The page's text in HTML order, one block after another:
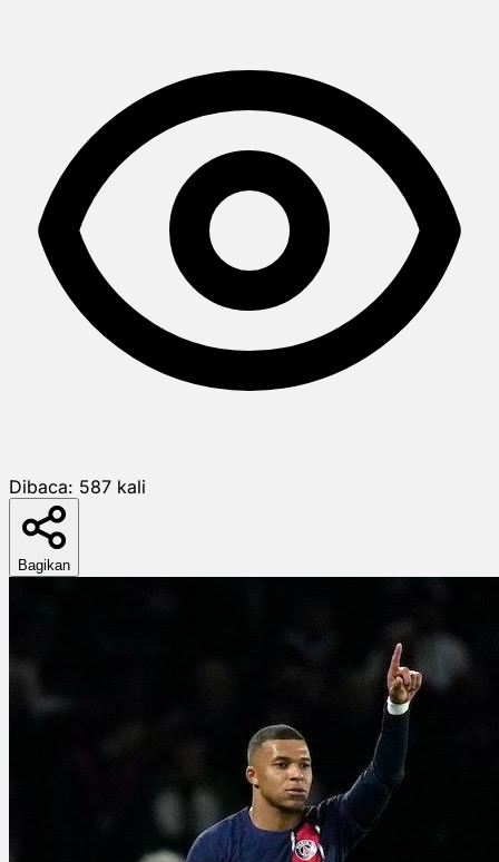
Dibaca: 587 kali
Bagikan